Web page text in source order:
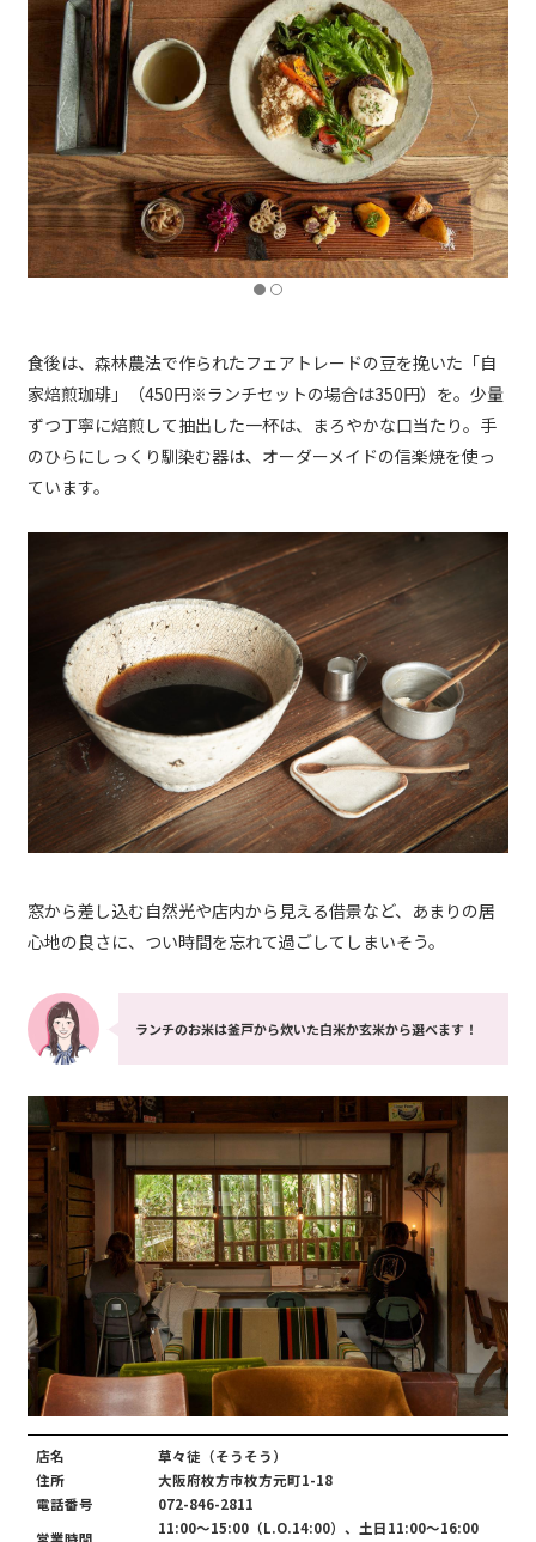
食後は、森林農法で作られたフェアトレードの豆を挽いた「自
家焙煎珈琲」（450円※ランチセットの場合は350円）を。少量
ずつ丁寧に焙煎して抽出した一杯は、まろやかな口当たり。手
のひらにしっくり馴染む器は、オーダーメイドの信楽焼を使っ
ています。
窓から差し込む自然光や店内から見える借景など、あまりの居
心地の良さに、つい時間を忘れて過ごしてしまいそう。
ランチのお米は釜戸から炊いた白米か玄米から選べます！
店名
草々徒（そうそう）
住所
大阪府枚方市枚方元町1-18
電話番号
072-846-2811
営業時間
11:00～15:00（L.O.14:00）、土日11:00～16:00